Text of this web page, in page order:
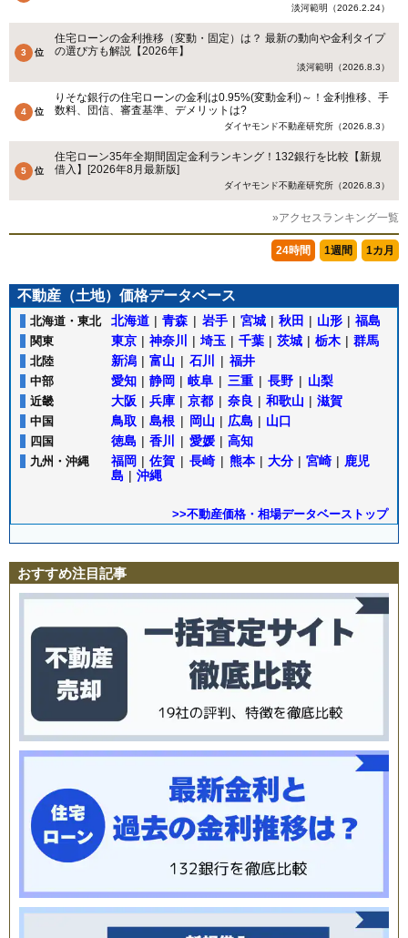
淡河範明（2026.2.24）
住宅ローンの金利推移（変動・固定）は？ 最新の動向や金利タイプ
の選び方も解説【2026年】
淡河範明（2026.8.3）
りそな銀行の住宅ローンの金利は0.95%(変動金利)～！金利推移、手
数料、団信、審査基準、デメリットは?
ダイヤモンド不動産研究所（2026.8.3）
住宅ローン35年全期間固定金利ランキング！132銀行を比較【新規
借入】[2026年8月最新版]
ダイヤモンド不動産研究所（2026.8.3）
»アクセスランキング一覧
24時間 1週間 1カ月
不動産（土地）価格データベース
北海道・東北 北海道 | 青森 | 岩手 | 宮城 | 秋田 | 山形 | 福島
関東 東京 | 神奈川 | 埼玉 | 千葉 | 茨城 | 栃木 | 群馬
北陸 新潟 | 富山 | 石川 | 福井
中部 愛知 | 静岡 | 岐阜 | 三重 | 長野 | 山梨
近畿 大阪 | 兵庫 | 京都 | 奈良 | 和歌山 | 滋賀
中国 鳥取 | 島根 | 岡山 | 広島 | 山口
四国 徳島 | 香川 | 愛媛 | 高知
九州・沖縄 福岡 | 佐賀 | 長崎 | 熊本 | 大分 | 宮崎 | 鹿児
島 | 沖縄
>>不動産価格・相場データベーストップ
おすすめ注目記事